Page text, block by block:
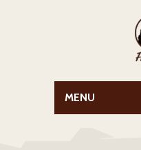
MENU